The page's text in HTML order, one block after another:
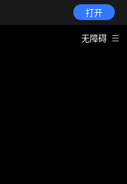
打开
无障碍